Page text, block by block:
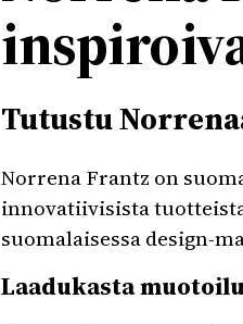
Tutustu
Norrena Frantz on
innovatiivisista
suomalaisessa design-
Laadukasta